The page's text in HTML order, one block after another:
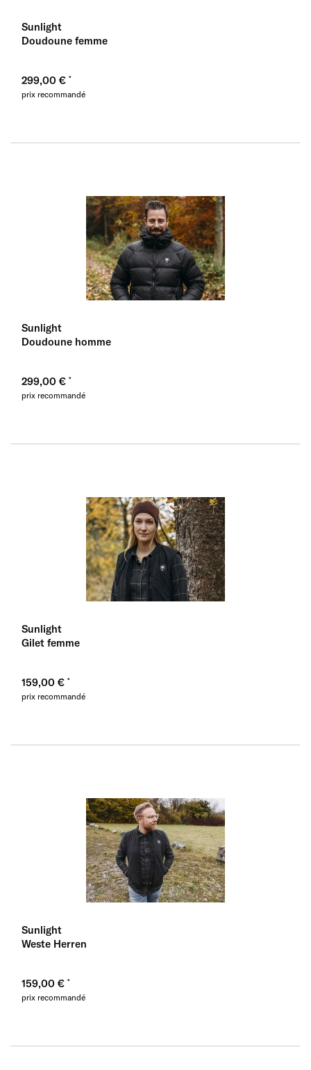
Sunlight
Doudoune femme
299,00 €
prix recommandé
Sunlight
Doudoune homme
299,00 €
prix recommandé
Sunlight
Gilet femme
159,00 €
prix recommandé
Sunlight
Weste Herren
159,00 €
prix recommandé